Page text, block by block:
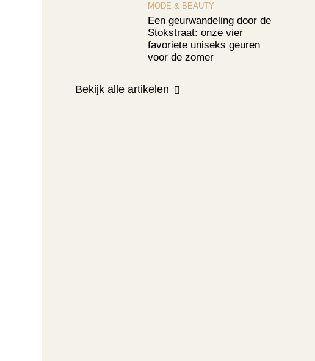
MODE & BEAUTY
Een geurwandeling door de
Stokstraat: onze vier
favoriete uniseks geuren
voor de zomer
Bekijk alle artikelen